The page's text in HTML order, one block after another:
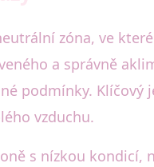
zóna, ve
a správně
podmínky.
vzduchu.
s nízkou